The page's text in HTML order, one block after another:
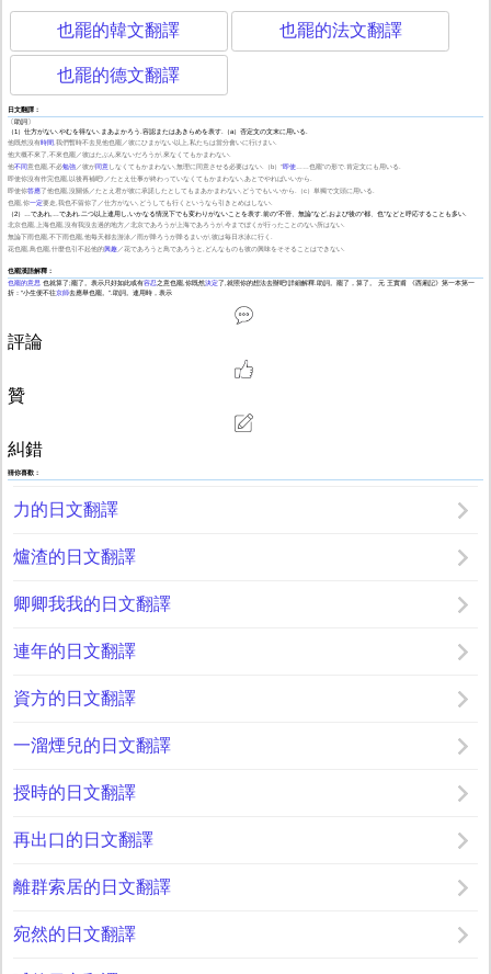
也罷的韓文翻譯 也罷的法文翻譯
也罷的德文翻譯
日文翻譯：
〔助詞〕
（1）仕方がない.やむを得ない.まあよかろう.容認またはあきらめを表す.（a）否定文の文末に用いる.
他既然沒有時間,我們暫時不去見他也罷／彼にひまがない以上,私たちは當分會いに行けまい.
他大概不來了,不來也罷／彼はたぶん來ないだろうが,來なくてもかまわない.
他不同意也罷,不必勉強／彼が同意 しなくてもかまわない,無理に同意させる必要はない.（b）“ 即使……也罷”の形で.肯定文にも用いる.
即使你沒有作完也罷,以後再補吧!／たとえ仕事が終わっていなくてもかまわない,あとでやればいいから.
即使你答應 了他也罷,沒關係／たとえ君が彼に承諾したとしてもまあかまわない,どうでもいいから.（c）単獨で文頭に用いる.
也罷,你一定要走,我也不留你了／仕方がない,どうしても行くというなら引きとめはしない.
（2）…であれ,…であれ.二つ以上連用し,いかなる情況下でも変わりがないことを表す.前の“不管、無論”など,および後の“都、也”などと呼応することも多い.
北京也罷,上海也罷,沒有我沒去過的地方／北京であろうが上海であろうが,今までぼくが行ったことのない所はない.
無論下雨也罷,不下雨也罷,他每天都去游泳／雨が降ろうが降るまいが,彼は毎日水泳に行く.
花也罷,鳥也罷,什麼也引不起他的 興趣／花であろうと鳥であろうと,どんなものも彼の興味をそそることはできない.
也罷漢語解釋：
也罷的意思 也就算了;罷了。表示只好如此或有容忍之意也罷,你既然決定 了,就照你的想法去辦吧!詳細解釋.助詞。罷了，算了。 元 王實甫 《西廂記》第一本第一
折：“小生便不往京師去應舉也罷。”.助詞。連用時，表示
評論
贊
糾錯
猜你喜歡：
力的日文翻譯
爐渣的日文翻譯
卿卿我我的日文翻譯
連年的日文翻譯
資方的日文翻譯
一溜煙兒的日文翻譯
授時的日文翻譯
再出口的日文翻譯
離群索居的日文翻譯
宛然的日文翻譯